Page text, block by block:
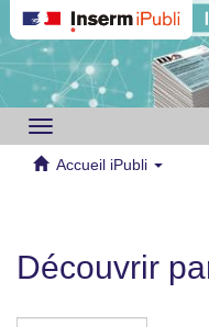
Toggle
navigation
Accueil iPubli
Découvrir